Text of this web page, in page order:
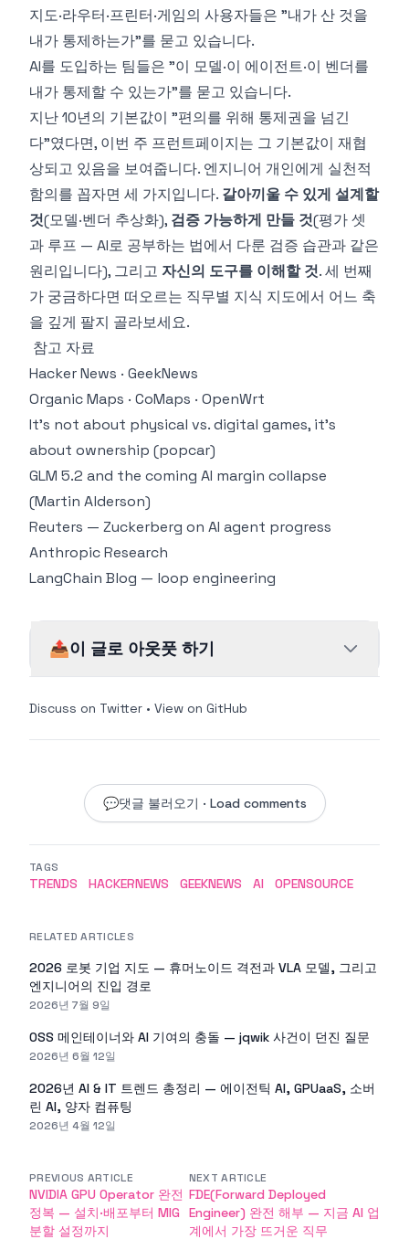
지도·라우터·프린터·게임의 사용자들은 "내가 산 것을
내가 통제하는가"를 묻고 있습니다.
AI를 도입하는 팀들은 "이 모델·이 에이전트·이 벤더를
내가 통제할 수 있는가"를 묻고 있습니다.
지난 10년의 기본값이 "편의를 위해 통제권을 넘긴
다"였다면, 이번 주 프런트페이지는 그 기본값이 재협
상되고 있음을 보여줍니다. 엔지니어 개인에게 실천적
함의를 꼽자면 세 가지입니다. 갈아끼울 수 있게 설계할
것(모델·벤더 추상화), 검증 가능하게 만들 것(평가 셋
과 루프 — AI로 공부하는 법에서 다룬 검증 습관과 같은
원리입니다), 그리고 자신의 도구를 이해할 것. 세 번째
가 궁금하다면 떠오르는 직무별 지식 지도에서 어느 축
을 깊게 팔지 골라보세요.
참고 자료
Hacker News · GeekNews
Organic Maps · CoMaps · OpenWrt
It's not about physical vs. digital games, it's
about ownership (popcar)
GLM 5.2 and the coming AI margin collapse
(Martin Alderson)
Reuters — Zuckerberg on AI agent progress
Anthropic Research
LangChain Blog — loop engineering
📤이 글로 아웃풋 하기
Discuss on Twitter • View on GitHub
💬댓글 불러오기 · Load comments
TAGS
TRENDS HACKERNEWS GEEKNEWS AI OPENSOURCE
RELATED ARTICLES
2026 로봇 기업 지도 — 휴머노이드 격전과 VLA 모델, 그리고
엔지니어의 진입 경로
2026년 7월 9일
OSS 메인테이너와 AI 기여의 충돌 — jqwik 사건이 던진 질문
2026년 6월 12일
2026년 AI & IT 트렌드 총정리 — 에이전틱 AI, GPUaaS, 소버
린 AI, 양자 컴퓨팅
2026년 4월 12일
PREVIOUS ARTICLE
NVIDIA GPU Operator 완전
정복 — 설치·배포부터 MIG
분할 설정까지
NEXT ARTICLE
FDE(Forward Deployed
Engineer) 완전 해부 — 지금 AI 업
계에서 가장 뜨거운 직무